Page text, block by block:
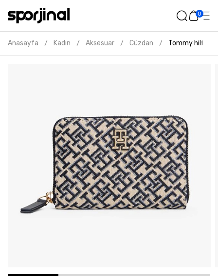
0
Anasayfa / Kadın / Aksesuar / Cüzdan / Tommy hilfiger